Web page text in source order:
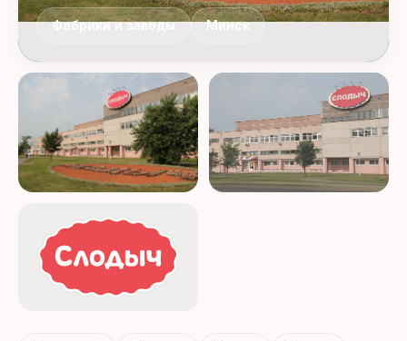
Фабрики и заводы Минск